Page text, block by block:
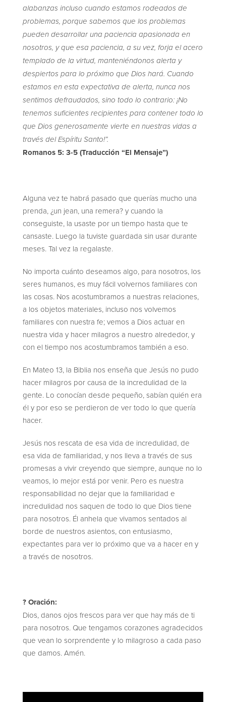
alabanzas incluso cuando estamos rodeados de
problemas, porque sabemos que los problemas
pueden desarrollar una paciencia apasionada en
nosotros, y que esa paciencia, a su vez, forja el acero
templado de la virtud, manteniéndonos alerta y
despiertos para lo próximo que Dios hará. Cuando
estamos en esta expectativa de alerta, nunca nos
sentimos defraudados, sino todo lo contrario: ¡No
tenemos suficientes recipientes para contener todo lo
que Dios generosamente vierte en nuestras vidas a
través del Espíritu Santo!”.
Romanos 5: 3-5 (Traducción “El Mensaje”)
Alguna vez te habrá pasado que querías mucho una
prenda, ¿un jean, una remera? y cuando la
conseguiste, la usaste por un tiempo hasta que te
cansaste. Luego la tuviste guardada sin usar durante
meses. Tal vez la regalaste.
No importa cuánto deseamos algo, para nosotros, los
seres humanos, es muy fácil volvernos familiares con
las cosas. Nos acostumbramos a nuestras relaciones,
a los objetos materiales, incluso nos volvemos
familiares con nuestra fe; vemos a Dios actuar en
nuestra vida y hacer milagros a nuestro alrededor, y
con el tiempo nos acostumbramos también a eso.
En Mateo 13, la Biblia nos enseña que Jesús no pudo
hacer milagros por causa de la incredulidad de la
gente. Lo conocían desde pequeño, sabían quién era
él y por eso se perdieron de ver todo lo que quería
hacer.
Jesús nos rescata de esa vida de incredulidad, de
esa vida de familiaridad, y nos lleva a través de sus
promesas a vivir creyendo que siempre, aunque no lo
veamos, lo mejor está por venir. Pero es nuestra
responsabilidad no dejar que la familiaridad e
incredulidad nos saquen de todo lo que Dios tiene
para nosotros. Él anhela que vivamos sentados al
borde de nuestros asientos, con entusiasmo,
expectantes para ver lo próximo que va a hacer en y
a través de nosotros.
? Oración:
Dios, danos ojos frescos para ver que hay más de ti
para nosotros. Que tengamos corazones agradecidos
que vean lo sorprendente y lo milagroso a cada paso
que damos. Amén.